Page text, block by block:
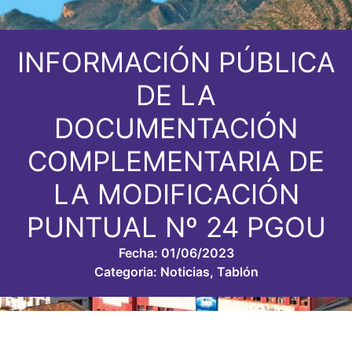
INFORMACIÓN PÚBLICA
DE LA
DOCUMENTACIÓN
COMPLEMENTARIA DE
LA MODIFICACIÓN
PUNTUAL Nº 24 PGOU
Fecha: 01/06/2023
Categoria: Noticias, Tablón